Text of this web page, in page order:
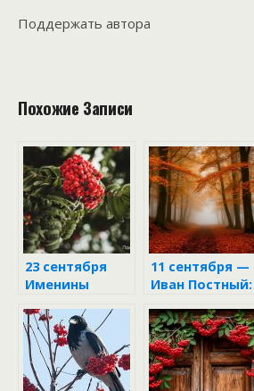
Поддержать автора
Похожие Записи
23 сентября
Именины
11 сентября —
Иван Постный:
двумя мирами